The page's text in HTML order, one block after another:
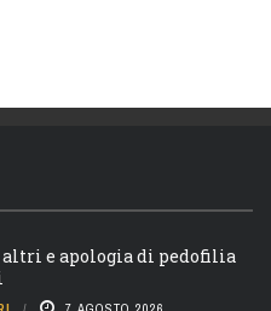
altri e apologia di pedofilia